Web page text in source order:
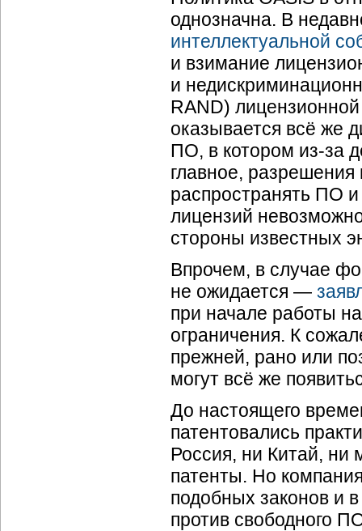
однозначна. В
интеллектуальной
и взимание
и
RAND)
оказывается всё же
ПО, в котором из-за
главное,
распространять ПО
лицензий
стороны известных
Впрочем, в случае
не ожидается —
при начале работы
ограничения. К
прежней, рано или
могут всё же
До настоящего
патентовались
Россия, ни Китай, ни
патенты. Но
подобных законов и
против свободного